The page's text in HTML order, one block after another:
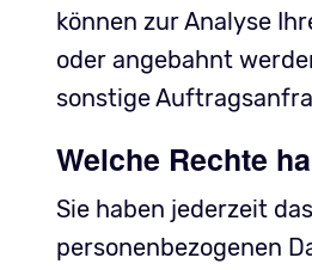
können zur Analyse
oder angebahnt
sonstige
Welche Rechte
Sie haben jederzeit
personenbezogenen